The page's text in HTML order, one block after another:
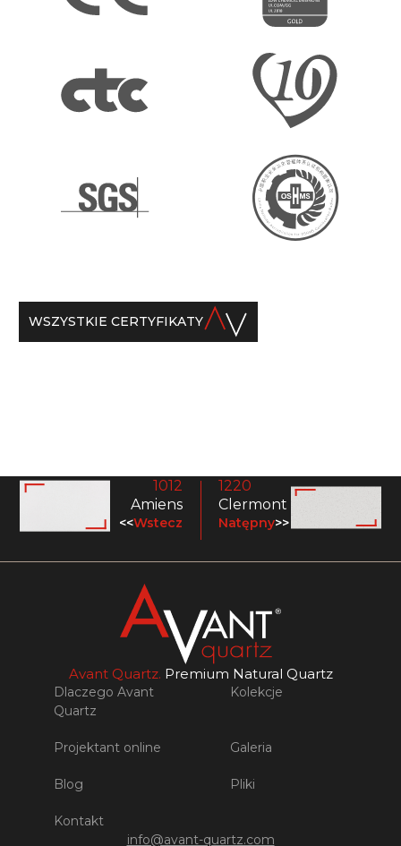
WSZYSTKIE CERTYFIKATY
1012
Amiens
<<Wstecz
1220
Clermont
Natępny>>
Avant Quartz. Premium Natural Quartz
Dlaczego Avant
Quartz
Kolekcje
Projektant online Galeria
Blog Pliki
Kontakt
info@avant-quartz.com